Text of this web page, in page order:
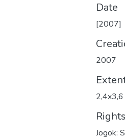
Date
[2007]
2007
2,4x3,6
Rights
Jogok: